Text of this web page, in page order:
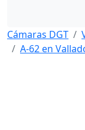
Cámaras DGT
A-62 en